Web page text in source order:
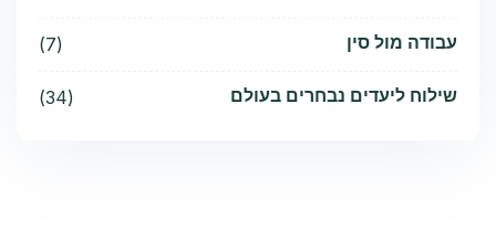
עבודה מול סין
שילוח ליעדים נבחרים בעולם